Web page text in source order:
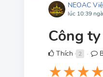
NEOAC
lúc 10:39
Công
Thích 2 ●
★★★★